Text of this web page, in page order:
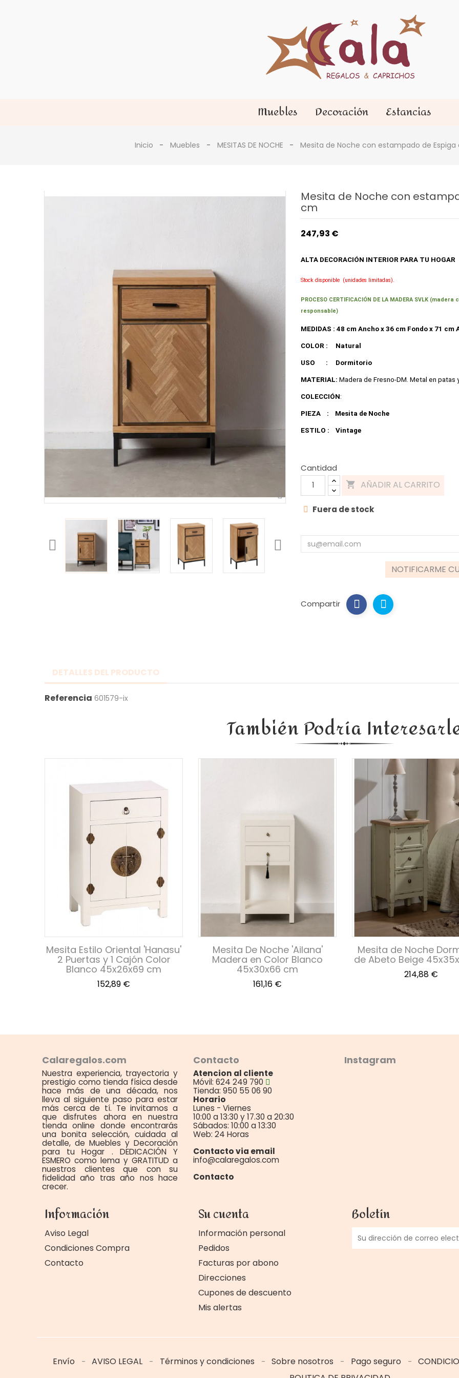
Muebles Decoración Estancias
Inicio Muebles MESITAS DE NOCHE Mesita de Noche con estampado de Espiga
Mesita de Noche con
cm
247,93 €
ALTA DECORACIÓN INTERIOR PARA TU HOGAR
Stock disponible (unidades limitadas).
PROCESO CERTIFICACIÓN DE LA MADERA SVLK
responsable)
MEDIDAS : 48 cm Ancho x 36 cm Fondo x 71 cm
COLOR : Natural
USO : Dormitorio
MATERIAL: Madera de Fresno-DM. Metal en patas
COLECCIÓN:
PIEZA : Mesita de Noche
ESTILO : Vintage
Cantidad
 AÑADIR AL CARRITO
Fuera de stock
NOTIFICARME
Compartir
DETALLES DEL PRODUCTO
Referencia 601579-ix
También Podría
Mesita Estilo Oriental 'Hanasu'
2 Puertas y 1 Cajón Color
Blanco 45x26x69 cm
Precio
152,89 €
Mesita De Noche 'Ailana'
Madera en Color Blanco
45x30x66 cm
Precio
161,16 €
Mesita de Noche
de Abeto Beige
Precio
214,88 €
Calaregalos.com
Nuestra experiencia, trayectoria y
prestigio como tienda física desde
hace más de una década, nos
lleva al siguiente paso para estar
más cerca de tí. Te invitamos a
que disfrutes ahora en nuestra
tienda online donde encontrarás
una bonita selección, cuidada al
detalle, de Muebles y Decoración
para tu Hogar . DEDICACIÓN Y
ESMERO como lema y GRATITUD a
nuestros clientes que con su
fidelidad año tras año nos hace
crecer.
Contacto
Atencion al cliente
Móvil: 624 249 790
Tienda: 950 55 06 90
Horario
Lunes - Viernes
10:00 a 13:30 y 17.30 a 20:30
Sábados: 10:00 a 13:30
Web: 24 Horas
Contacto via email
info@calaregalos.com
Contacto
Instagram
Información
Aviso Legal
Condiciones Compra
Contacto
Su cuenta
Información personal
Pedidos
Facturas por abono
Direcciones
Cupones de descuento
Mis alertas
Boletín
Envío AVISO LEGAL Términos y condiciones Sobre nosotros Pago seguro